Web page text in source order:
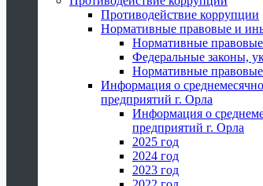
Противодействие коррупции
Нормативные правовые и
Нормативные
Федеральные законы,
Нормативные
Информация о
предприятий г. Орла
Информация о
предприятий г. Орла
2025 год
2024 год
2023 год